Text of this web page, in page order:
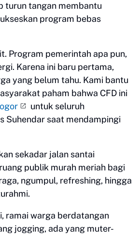
turun tangan membantu
program bebas
Program pemerintah apa pun,
Karena ini baru pertama,
yang belum tahu. Kami bantu
paham bahwa CFD ini
untuk seluruh
Suhendar saat mendampingi
sekadar jalan santai
publik murah meriah bagi
ngumpul, refreshing, hingga
ramai warga berdatangan
jogging, ada yang muter-